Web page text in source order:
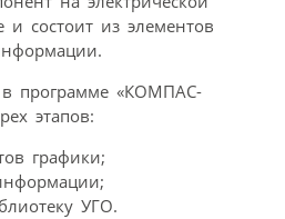
состоит из элементов
в программе «КОМПАС-
этапов:
графики;
УГО.